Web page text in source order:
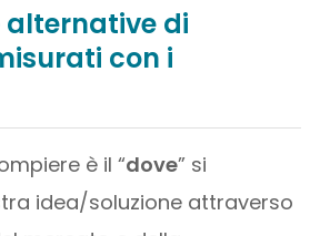
alternative di
con i
è il “dove” si
idea/soluzione attraverso